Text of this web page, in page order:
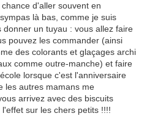
d'aller souvent en
là bas, comme je suis
un tuyau : vous allez faire
pouvez les commander (ainsi
des colorants et glaçages archi
comme outre-manche) et faire
lorsque c'est l'anniversaire
les autres mamans me
arrivez avec des biscuits
sur les chers petits !!!!